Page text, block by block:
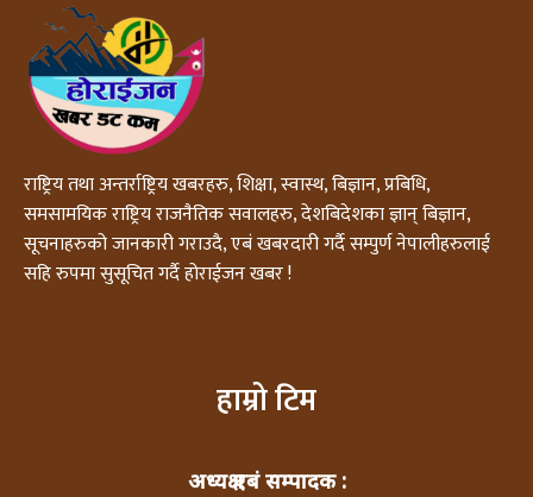
राष्ट्रिय तथा अन्तर्राष्ट्रिय खबरहरु, शिक्षा, स्वास्थ, बिज्ञान, प्रबिधि,
समसामयिक राष्ट्रिय राजनैतिक सवालहरु, देशबिदेशका ज्ञान् बिज्ञान,
सूचनाहरुको जानकारी गराउदै, एबं खबरदारी गर्दै सम्पुर्ण नेपालीहरुलाई
सहि रुपमा सुसूचित गर्दै होराईजन खबर !
हाम्रो टिम
अध्यक्ष एबं सम्पादक :